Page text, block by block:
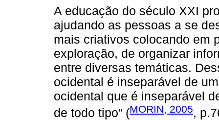
A educação do século XXI
ajudando as pessoas a se
mais criativos colocando em
exploração, de organizar
entre diversas temáticas.
ocidental é inseparável de
ocidental que é inseparável
de todo tipo” (MORIN, 2005,